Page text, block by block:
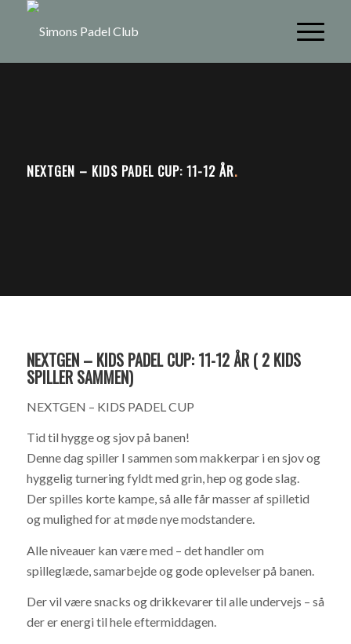
NEXTGEN – KIDS PADEL CUP: 11-12 ÅR.
NEXTGEN – KIDS PADEL CUP: 11-12 ÅR ( 2 KIDS
SPILLER SAMMEN)
NEXTGEN – KIDS PADEL CUP
Tid til hygge og sjov på banen!
Denne dag spiller I sammen som makkerpar i en sjov og
hyggelig turnering fyldt med grin, hep og gode slag.
Der spilles korte kampe, så alle får masser af spilletid
og mulighed for at møde nye modstandere.
Alle niveauer kan være med – det handler om
spilleglæde, samarbejde og gode oplevelser på banen.
Der vil være snacks og drikkevarer til alle undervejs – så
der er energi til hele eftermiddagen.